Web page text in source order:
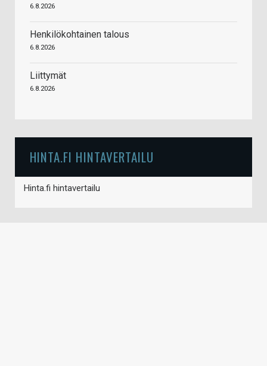
6.8.2026
Henkilökohtainen talous
6.8.2026
Liittymät
6.8.2026
HINTA.FI HINTAVERTAILU
Hinta.fi hintavertailu